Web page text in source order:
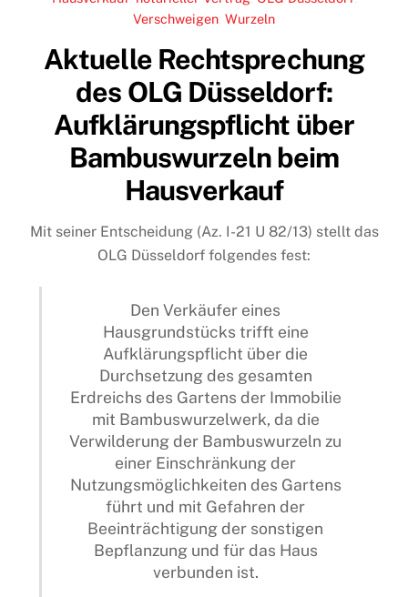
Verschweigen Wurzeln
Aktuelle Rechtsprechung
des OLG Düsseldorf:
Aufklärungspflicht über
Bambuswurzeln beim
Hausverkauf
Mit seiner Entscheidung (Az. I-21 U 82/13) stellt das
OLG Düsseldorf folgendes fest:
Den Verkäufer eines
Hausgrundstücks trifft eine
Aufklärungspflicht über die
Durchsetzung des gesamten
Erdreichs des Gartens der Immobilie
mit Bambuswurzelwerk, da die
Verwilderung der Bambuswurzeln zu
einer Einschränkung der
Nutzungsmöglichkeiten des Gartens
führt und mit Gefahren der
Beeinträchtigung der sonstigen
Bepflanzung und für das Haus
verbunden ist.